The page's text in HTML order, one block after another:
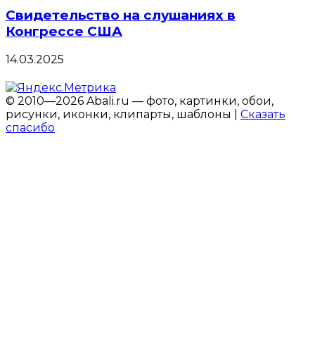
Свидетельство на слушаниях в
Конгрессе США
14.03.2025
© 2010—2026 Abali.ru — фото, картинки, обои,
рисунки, иконки, клипарты, шаблоны | Сказать
спасибо